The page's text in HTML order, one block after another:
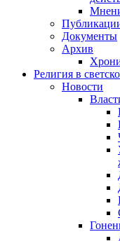
Документы
Архив
Религия в
Новости